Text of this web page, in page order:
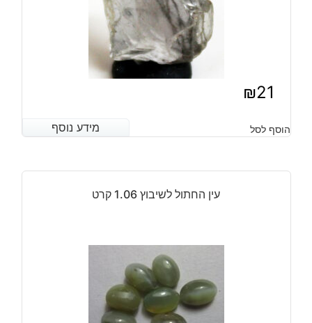
₪21
מידע נוסף הוסף לסל מידע נוסף
עין החתול לשיבוץ 1.06 קרט